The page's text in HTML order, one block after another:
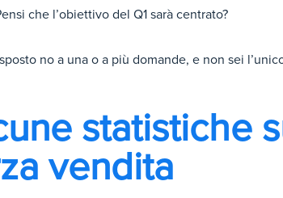
che l’obiettivo del Q1 sarà centrato?
no a una o a più domande, e non sei
statistiche
vendita